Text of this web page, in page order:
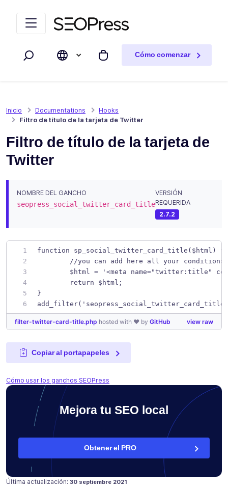
Buscar Mi carrito
Cómo comenzar
Inicio Documentations
Hooks
Filtro de título de la tarjeta de Twitter
Filtro de título de la tarjeta de
Twitter
NOMBRE DEL GANCHO
seopress_social_twitter_card_title
VERSIÓN
REQUERIDA
2.7.2
function sp_social_twitter_card_title($html) {
//you can add here all your
$html = '<meta name="twitter:title"
	return $html;
}
view raw
filter-twitter-card-title.php hosted with ❤ by GitHub
Copiar al portapapeles
Cómo usar los ganchos SEOPress
Mejora tu SEO local
Obtener el PRO
Última actualización: Publicado en
18 julio 2021
30 septiembre 2021